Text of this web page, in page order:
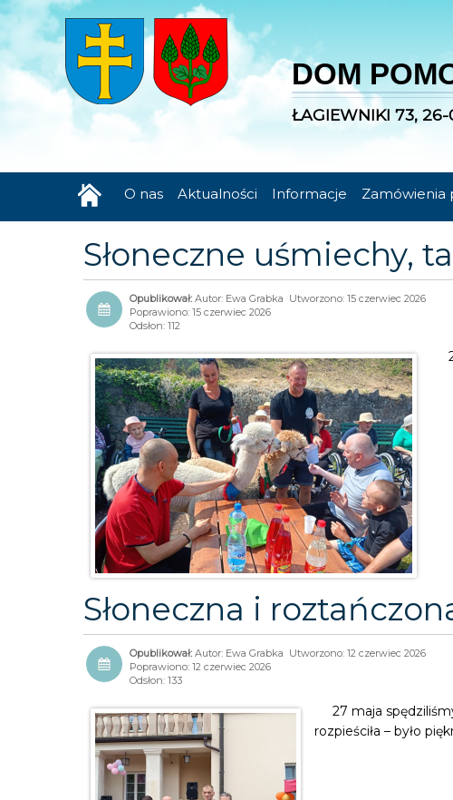
DOM
ŁAGIEWNIKI 73,
O nas Aktualności Informacje Zamówienia
Słoneczne uśmiechy,
Autor: Ewa Grabka Utworzono: 15 czerwiec 2026
Poprawiono: 15 czerwiec 2026
Odsłon: 112
Słoneczna i
Autor: Ewa Grabka Utworzono: 12 czerwiec 2026
Poprawiono: 12 czerwiec 2026
Odsłon: 133
27 maja
rozpieściła – było